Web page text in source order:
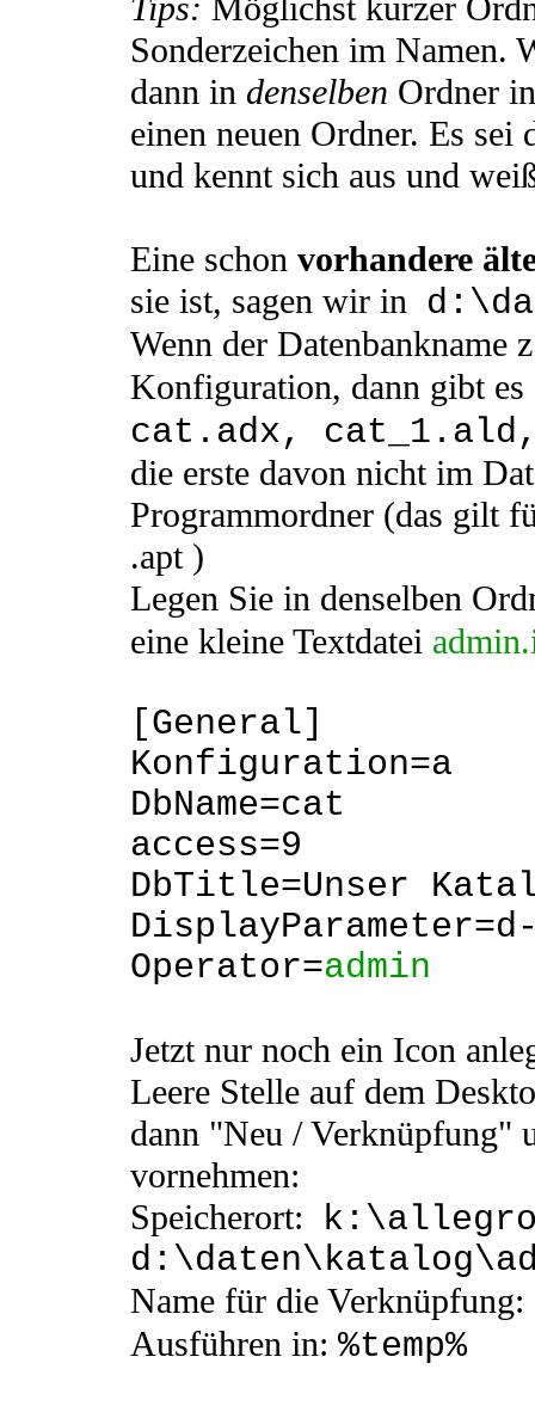
Tips: Möglichst kurzer
Sonderzeichen im Namen.
dann in denselben Ordner
einen neuen Ordner. Es sei
und kennt sich aus und
Eine schon vorhandere
sie ist, sagen wir in
Wenn der Datenbankname
Konfiguration, dann gibt
cat.adx,
die erste davon nicht im
Programmordner (das gilt
.apt )
Legen Sie in denselben
eine kleine Textdatei
[General]
Konfiguration=a
DbName=cat
access=9
DbTitle=Unser
Operator=admin
Jetzt nur noch ein Icon
Leere Stelle auf dem
dann "Neu / Verknüpfung"
vornehmen:
Speicherort:
Name für die Verknüpfung:
Ausführen in: %temp%